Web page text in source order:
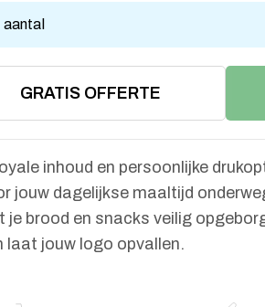
aantal
GRATIS OFFERTE
inhoud en persoonlijke
jouw dagelijkse maaltijd
je brood en snacks veilig
laat jouw logo opvallen.